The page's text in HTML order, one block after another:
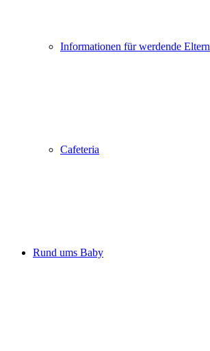
Informationen für werdende Eltern
Cafeteria
Rund ums Baby